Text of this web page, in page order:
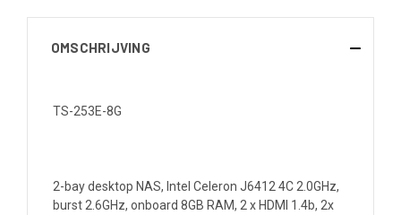
OMSCHRIJVING
TS-253E-8G
2-bay desktop NAS, Intel Celeron J6412 4C 2.0GHz,
burst 2.6GHz, onboard 8GB RAM, 2 x HDMI 1.4b, 2x